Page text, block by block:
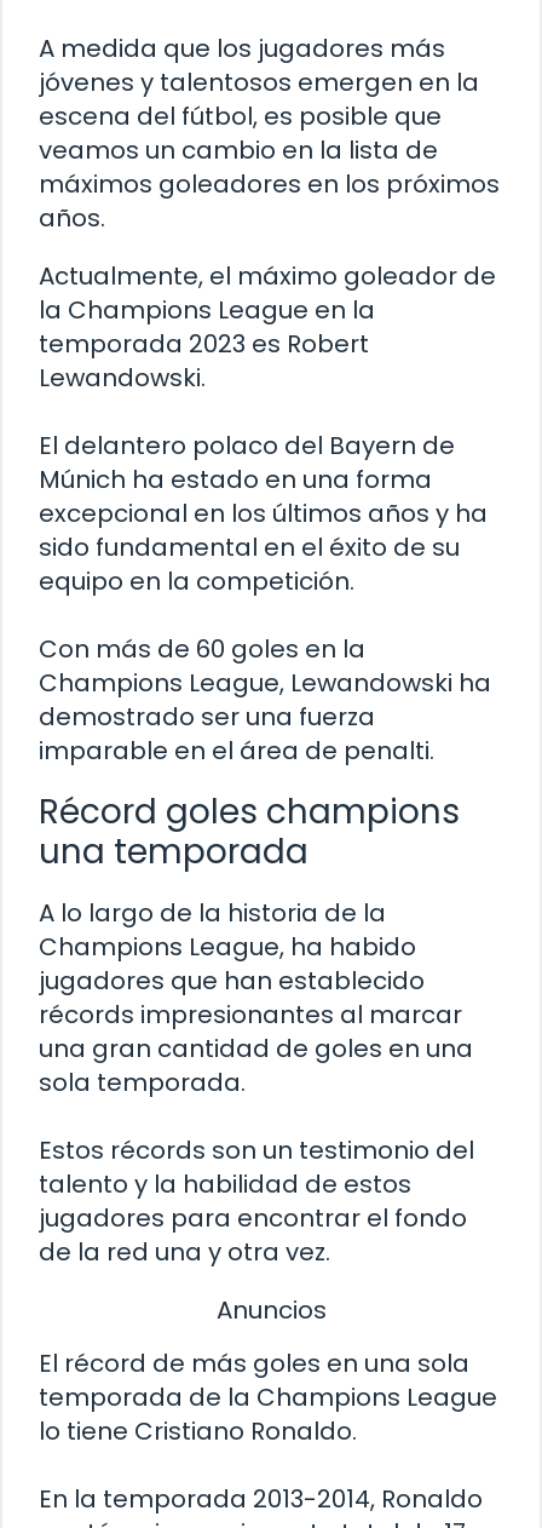
A medida que los jugadores más
jóvenes y talentosos emergen en la
escena del fútbol, es posible que
veamos un cambio en la lista de
máximos goleadores en los próximos
años.
Actualmente, el máximo goleador de
la Champions League en la
temporada 2023 es Robert
Lewandowski.
El delantero polaco del Bayern de
Múnich ha estado en una forma
excepcional en los últimos años y ha
sido fundamental en el éxito de su
equipo en la competición.
Con más de 60 goles en la
Champions League, Lewandowski ha
demostrado ser una fuerza
imparable en el área de penalti.
Récord goles champions
una temporada
A lo largo de la historia de la
Champions League, ha habido
jugadores que han establecido
récords impresionantes al marcar
una gran cantidad de goles en una
sola temporada.
Estos récords son un testimonio del
talento y la habilidad de estos
jugadores para encontrar el fondo
de la red una y otra vez.
Anuncios
El récord de más goles en una sola
temporada de la Champions League
lo tiene Cristiano Ronaldo.
En la temporada 2013-2014, Ronaldo